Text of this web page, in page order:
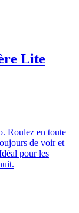
Lite
Roulez en toute
de voir et
pour les